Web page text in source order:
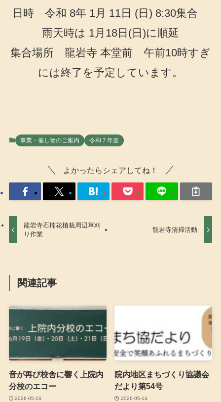
日時 令和 8年 1月 11日 (日) 8:30集合
雨天時は 1月18日(日)に順延
集合場所 龍岩寺 本堂前 午前10時すぎ
には終了を予定しています。
事業・催し物のご案内 令和７年度
よかったらシェアしてね！
龍岩寺石楠花植栽周辺草刈
り作業
龍岩寺清掃活動
関連記事
音が再び校舎に響く上院内
分校のエコー
2026-05-16
院内地区まちづくり協議会
だより第54号
2026-05-14